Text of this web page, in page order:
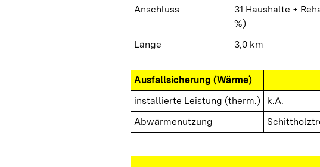
Anschluss
31 Haushalte +
%)
Länge
3,0 km
Ausfallsicherung (Wärme)
installierte Leistung (therm.)
k.A.
Abwärmenutzung